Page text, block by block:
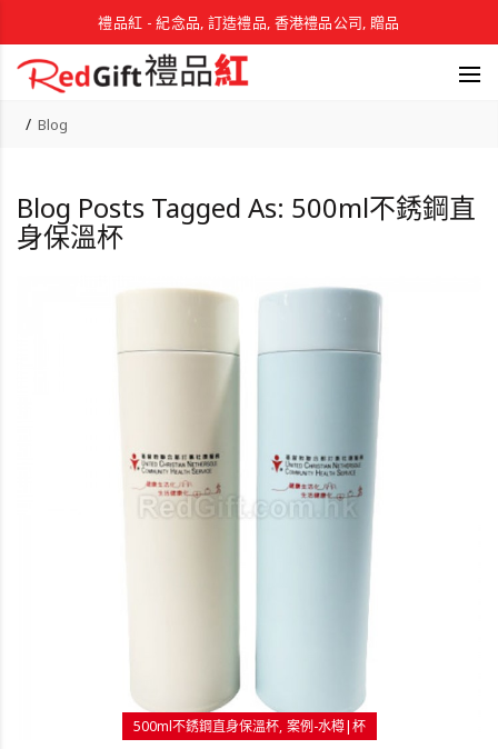
禮品紅 - 紀念品, 訂造禮品, 香港禮品公司, 贈品
Blog
Blog Posts Tagged As: 500ml不銹鋼直
身保溫杯
500ml不銹鋼直身保溫杯 案例-水樽|杯